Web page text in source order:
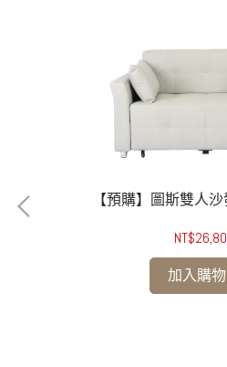
【預購】圖斯雙人
加入購